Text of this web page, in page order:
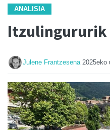
ANALISIA
Itzulingururik
Julene Frantzesena 2025eko